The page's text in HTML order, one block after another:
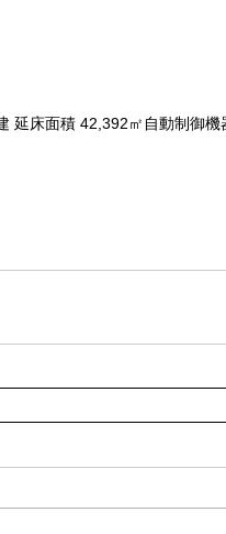
延床面積 42,392㎡自動制御機